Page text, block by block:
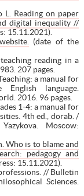
L. Reading on paper
digital inequality //
15.11.2021).
(date of the
reading in a
207 pages.
a manual for
language.
2016. 96 pages.
1-4: a manual for
4th ed., dorab. /
Moscow:
Who is to blame and
pedagogy and
15.11.2021).
// Bulletin
Sciences.